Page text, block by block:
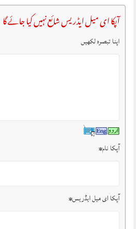
آپکا ای میل ایڈریس شائع نہیں کیا جائے گا
اپنا تبصرہ لکھیں
آپکا نام*
آپکا ای میل ایڈریس*